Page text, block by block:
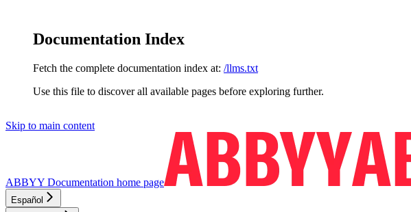
Documentation Index
Fetch the complete documentation index at: /llms.txt
Use this file to discover all available pages before exploring further.
Skip to main content
ABBYY Documentation home page
Español